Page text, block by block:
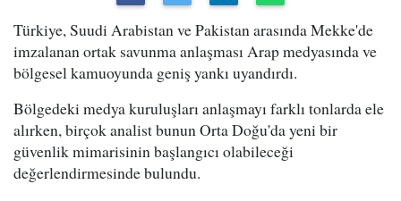
Türkiye, Suudi Arabistan ve Pakistan arasında Mekke'de
imzalanan ortak savunma anlaşması Arap medyasında ve
bölgesel kamuoyunda geniş yankı uyandırdı.
Bölgedeki medya kuruluşları anlaşmayı farklı tonlarda ele
alırken, birçok analist bunun Orta Doğu'da yeni bir
güvenlik mimarisinin başlangıcı olabileceği
değerlendirmesinde bulundu.